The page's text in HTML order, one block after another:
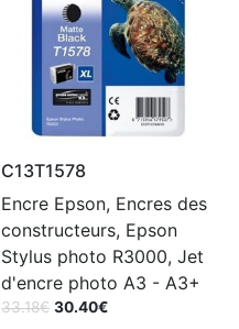
C13T1578
Encre Epson, Encres des
constructeurs, Epson
Stylus photo R3000, Jet
d'encre photo A3 - A3+
33.18€ 30.40€